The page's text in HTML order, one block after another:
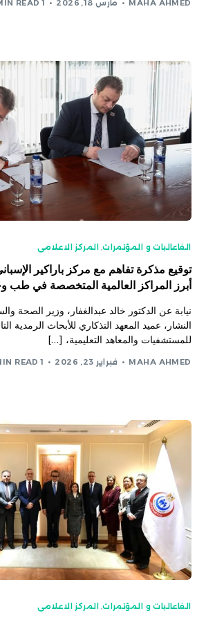
MAHA AHMED مارس 18, 2026 1 MIN READ
الفاعاليات و المؤتمرات, المركز الاعلامى
توقيع مذكرة تفاهم مع مركز باراكير
أبرز المراكز العالمية المتخصصة في طب
نيابة عن الدكتور خالد عبدالغفار، وزير الصحة
النشار، عميد المعهد التذكاري للأبحاث الرمدية
للمستشفيات والمعاهد التعليمية، […]
MAHA AHMED فبراير 23, 2026 1 MIN READ
الفاعاليات و المؤتمرات, المركز الاعلامى